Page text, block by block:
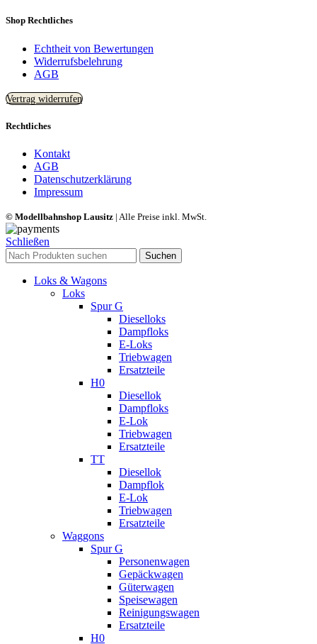
Shop Rechtliches
Echtheit von Bewertungen
Widerrufsbelehrung
AGB
Vertrag widerrufen
Rechtliches
Kontakt
AGB
Datenschutzerklärung
Impressum
© Modellbahnshop Lausitz | Alle Preise inkl. MwSt.
Schließen
Suchen
Loks & Wagons
Loks
Spur G
Dieselloks
Dampfloks
E-Loks
Triebwagen
Ersatzteile
H0
Diesellok
Dampfloks
E-Lok
Triebwagen
Ersatzteile
TT
Diesellok
Dampflok
E-Lok
Triebwagen
Ersatzteile
Waggons
Spur G
Personenwagen
Gepäckwagen
Güterwagen
Speisewagen
Reinigungswagen
Ersatzteile
H0